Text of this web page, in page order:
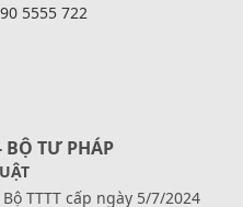
5555 722
BỘ TƯ PHÁP
TTTT cấp ngày 5/7/2024